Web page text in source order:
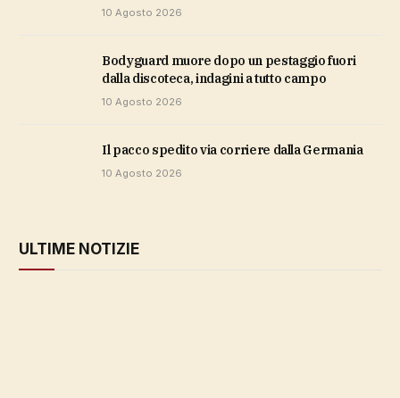
10 Agosto 2026
Bodyguard muore dopo un pestaggio fuori
dalla discoteca, indagini a tutto campo
10 Agosto 2026
il pacco spedito via corriere dalla Germania
10 Agosto 2026
ULTIME NOTIZIE